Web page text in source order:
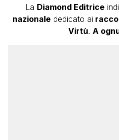
La Diamond Editrice
nazionale dedicato ai
Virtù. A